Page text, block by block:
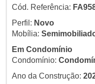
Cód. Referência:
Perfil: Novo
Mobília:
Em Condomínio
Condomínio:
Ano da Construção: